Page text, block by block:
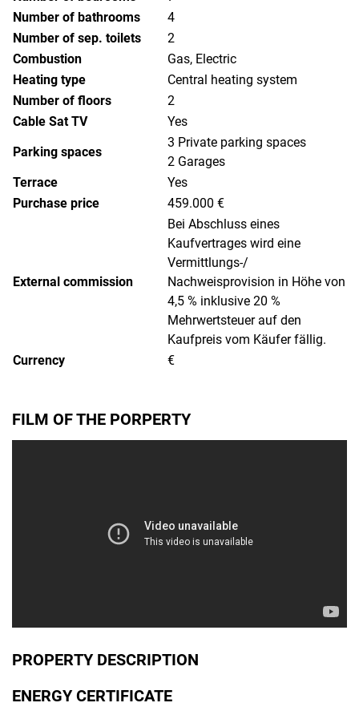
Number of bathrooms
4
Number of sep. toilets
2
Combustion
Gas, Electric
Heating type
Central heating system
Number of floors
2
Cable Sat TV
Yes
Parking spaces
3 Private parking spaces
2 Garages
Terrace
Yes
Purchase price
459.000 €
External commission
Bei Abschluss eines
Kaufvertrages wird eine
Vermittlungs-/
Nachweisprovision in Höhe von
4,5 % inklusive 20 %
Mehrwertsteuer auf den
Kaufpreis vom Käufer fällig.
Currency
€
FILM OF THE PORPERTY
PROPERTY DESCRIPTION
ENERGY CERTIFICATE